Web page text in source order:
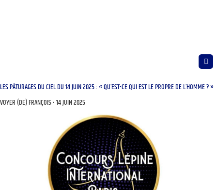
LES PÂTURAGES DU CIEL DU 14 JUIN 2025 : « QU’EST-CE QUI EST LE PROPRE DE L’HOMME ? »
VOYER (DE) FRANÇOIS 14 JUIN 2025